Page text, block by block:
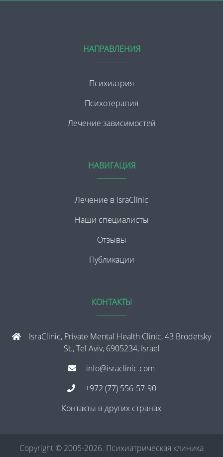
НАПРАВЛЕНИЯ
Психиатрия
Психотерапия
Лечение зависимостей
НАВИГАЦИЯ
Лечение в IsraClinic
Наши специалисты
Отзывы
Публикации
КОНТАКТЫ
IsraClinic, Private Mental Health Clinic, 43 Brodetsky
St., Tel Aviv, 6905234, Israel
info@israclinic.com
+972 (77) 556-57-90
Контакты в других странах
Copyright © 2005-2026. Психиатрическая клиника